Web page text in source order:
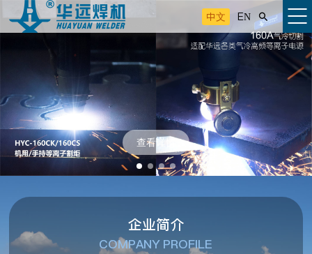
中文 EN 
查看详情
企业简介
COMPANY PROFILE